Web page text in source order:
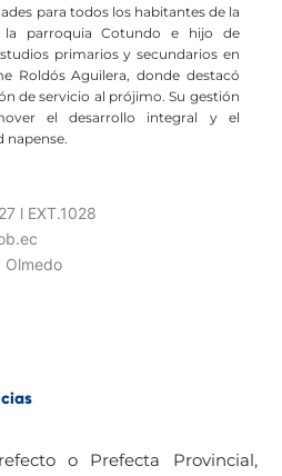
para todos los habitantes de la
la parroquia Cotundo e hijo de
primarios y secundarios en
Roldós Aguilera, donde destacó
de servicio al prójimo. Su gestión
el desarrollo integral y el
napense.
l EXT.1028
Olmedo
o Prefecta Provincial,